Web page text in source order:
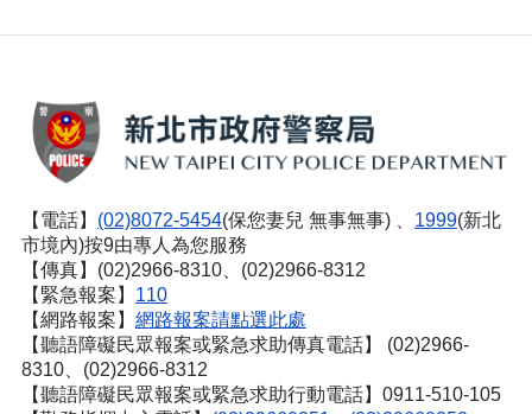
【電話】 (02)8072-5454(保您妻兒 無事無事) 、 1999(新北
市境內)按9由專人為您服務
【傳真】(02)2966-8310、(02)2966-8312
【緊急報案】 110
【網路報案】 網路報案請點選此處
【聽語障礙民眾報案或緊急求助傳真電話】
(02)2966-
8310、(02)2966-8312
【聽語障礙民眾報案或緊急求助行動電話】0911-510-105